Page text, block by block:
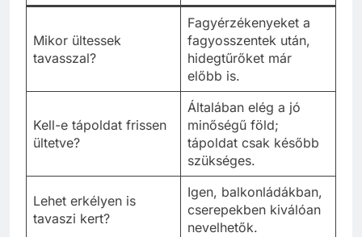
Mikor ültessek
tavasszal?
Fagyérzékenyeket a
fagyosszentek után,
hidegtűrőket már
előbb is.
Kell-e tápoldat frissen
ültetve?
Általában elég a jó
minőségű föld;
tápoldat csak később
szükséges.
Lehet erkélyen is
tavaszi kert?
Igen, balkonládákban,
cserepekben kiválóan
nevelhetők.